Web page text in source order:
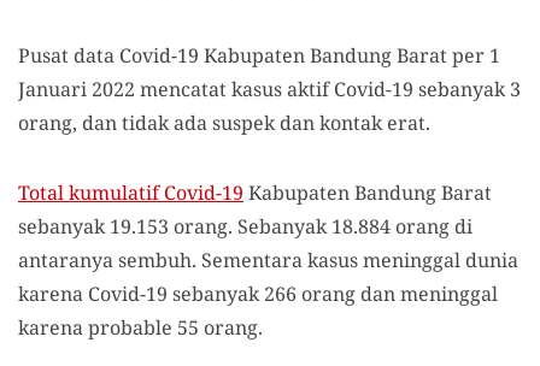
Pusat data Covid-19 Kabupaten Bandung Barat per 1
Januari 2022 mencatat kasus aktif Covid-19 sebanyak 3
orang, dan tidak ada suspek dan kontak erat.
Total kumulatif Covid-19 Kabupaten Bandung Barat
sebanyak 19.153 orang. Sebanyak 18.884 orang di
antaranya sembuh. Sementara kasus meninggal dunia
karena Covid-19 sebanyak 266 orang dan meninggal
karena probable 55 orang.